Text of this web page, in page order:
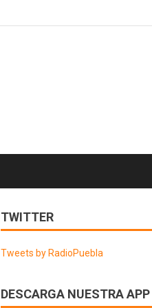
TWITTER
Tweets by RadioPuebla
DESCARGA NUESTRA APP